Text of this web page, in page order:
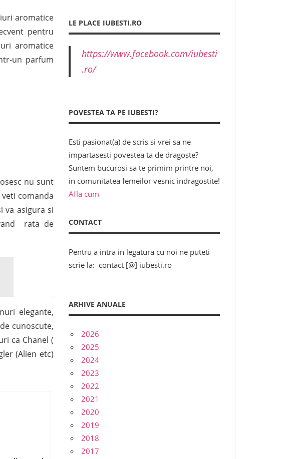
aromatice
pentru
aromatice
un parfum
nu sunt
comanda
va asigura si
rata de
elegante,
cunoscute,
ca Chanel (
(Alien etc)
LE PLACE IUBESTI.RO
https://www.facebook.com/iubesti
.ro/
POVESTEA TA PE IUBESTI?
Esti pasionat(a) de scris si vrei sa ne
impartasesti povestea ta de dragoste?
Suntem bucurosi sa te primim printre noi,
in comunitatea femeilor vesnic indragostite!
Afla cum
CONTACT
Pentru a intra in legatura cu noi ne puteti
scrie la: contact [@] iubesti.ro
ARHIVE ANUALE
2026
2025
2024
2023
2022
2021
2020
2019
2018
2017